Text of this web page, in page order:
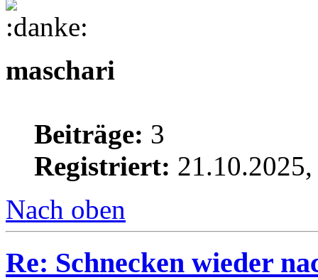
maschari
Beiträge: 3
Registriert:
Nach oben
Re: Schnecken wieder